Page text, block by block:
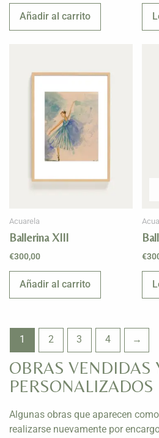
Añadir al carrito
Acuarela
Ballerina XIII
€300,00
Añadir al carrito
€
1 2 3 4 →
OBRAS VENDIDAS
PERSONALIZADOS
Algunas obras que aparecen
realizarse nuevamente por